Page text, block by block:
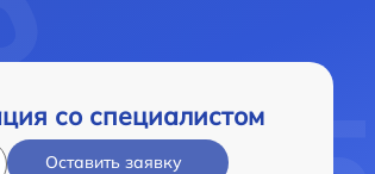
со специалистом
Оставить заявку